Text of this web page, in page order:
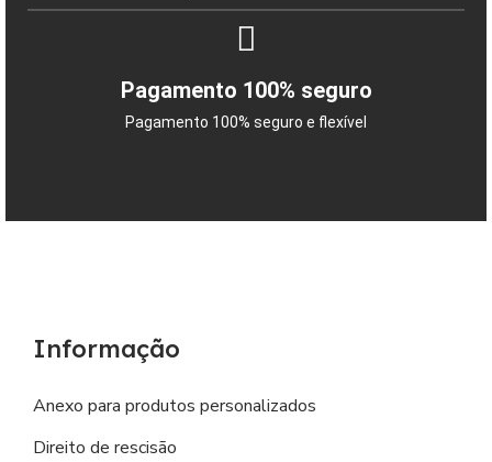
Pagamento 100% seguro
Pagamento 100% seguro e flexível
Informação
Anexo para produtos personalizados
Direito de rescisão